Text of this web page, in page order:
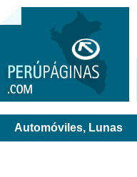
Automóviles, Lunas